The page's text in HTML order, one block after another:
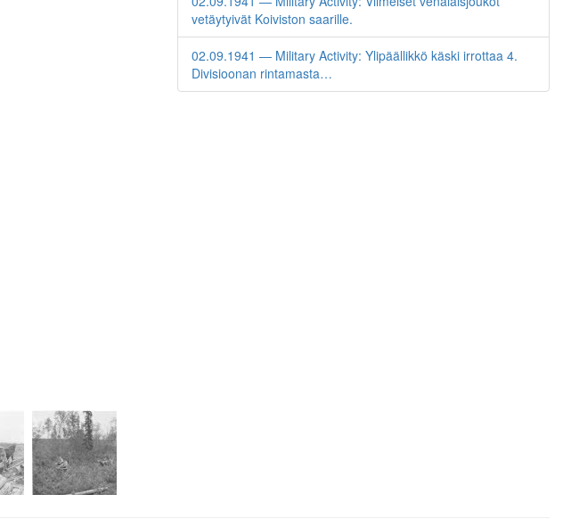
vetäytyivät Koiviston saarille.
02.09.1941 — Military Activity: Ylipäällikkö käski irrottaa 4.
Divisioonan rintamasta…